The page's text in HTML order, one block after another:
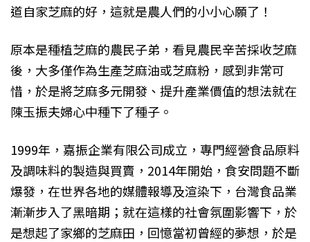
道自家芝麻的好，這就是農人們的小小心願了！
原本是種植芝麻的農民子弟，看見農民辛苦採收芝麻
後，大多僅作為生產芝麻油或芝麻粉，感到非常可
惜，於是將芝麻多元開發、提升產業價值的想法就在
陳玉振夫婦心中種下了種子。
1999年，嘉振企業有限公司成立，專門經營食品原料
及調味料的製造與買賣，2014年開始，食安問題不斷
爆發，在世界各地的媒體報導及渲染下，台灣食品業
漸漸步入了黑暗期；就在這樣的社會氛圍影響下，於
是想起了家鄉的芝麻田，回憶當初曾經的夢想，於是